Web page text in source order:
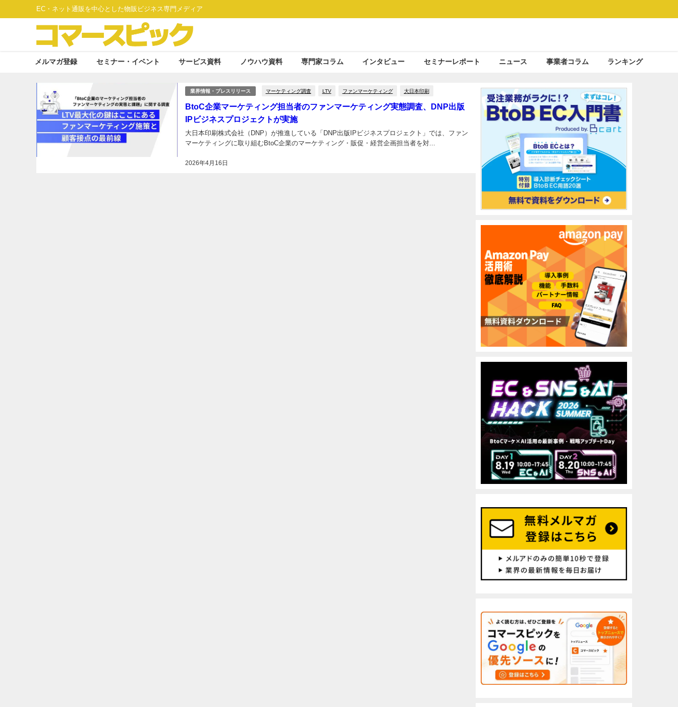
EC・ネット通販を中心とした物販ビジネス専門メディア
メルマガ登録 セミナー・イベント サービス資料 ノウハウ資料 専門家コラム インタビュー セミナーレポート ニュース 事業者コラム ランキング
業界情報・プレスリリース マーケティング調査 LTV ファンマーケティング 大日本印刷
BtoC企業マーケティング担当者のファンマーケティング実態調査、DNP出版
IPビジネスプロジェクトが実施
2026年4月16日
大日本印刷株式会社（DNP）が推進している「DNP出版IPビジネスプロジェクト」では、ファン
マーケティングに取り組むBtoC企業のマーケティング・販促・経営企画担当者を対...